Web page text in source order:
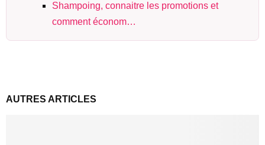
Shampoing, connaitre les promotions et
comment économ…
AUTRES ARTICLES